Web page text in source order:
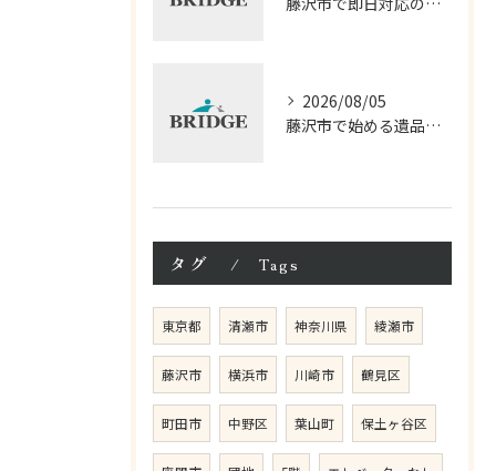
2026/08/05
藤沢市で始める遺品整理相談の進め方
タグ Tags
東京都 清瀬市 神奈川県 綾瀬市
藤沢市 横浜市 川崎市 鶴見区
町田市 中野区 葉山町 保土ヶ谷区